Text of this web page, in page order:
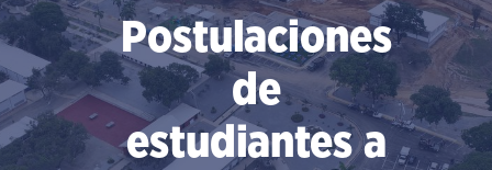
Postulaciones
de
estudiantes a